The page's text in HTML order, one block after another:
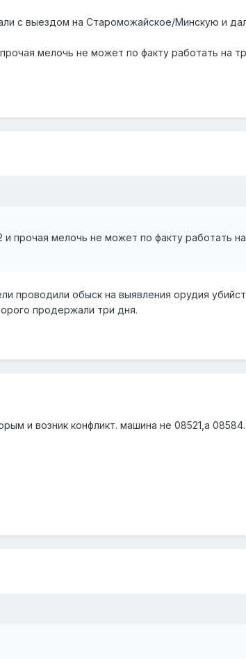
с выездом на Староможайское/Минскую и
мелочь не может по факту работать на
прочая мелочь не может по факту работать
проводили обыск на выявления орудия
продержали три дня.
и возник конфликт. машина не 08521,а